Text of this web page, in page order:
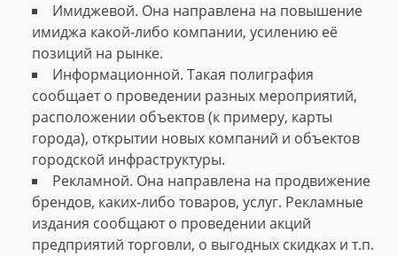
Имиджевой. Она направлена на повышение
имиджа какой-либо компании, усилению её
позиций на рынке.
Информационной. Такая полиграфия
сообщает о проведении разных мероприятий,
расположении объектов (к примеру, карты
города), открытии новых компаний и объектов
городской инфраструктуры.
Рекламной. Она направлена на продвижение
брендов, каких-либо товаров, услуг. Рекламные
издания сообщают о проведении акций
предприятий торговли, о выгодных скидках и т.п.